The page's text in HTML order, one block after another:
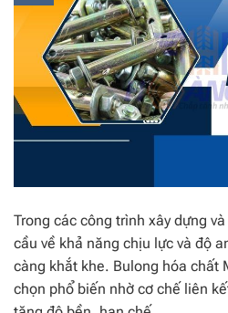
Trong các công trình xây dựng
cầu về khả năng chịu lực và độ
càng khắt khe. Bulong hóa chất
chọn phổ biến nhờ cơ chế liên